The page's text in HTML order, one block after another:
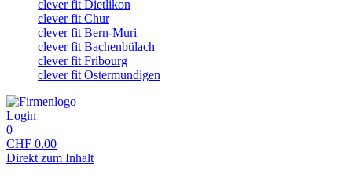
clever fit Dietlikon
clever fit Chur
clever fit Bern-Muri
clever fit Bachenbülach
clever fit Fribourg
clever fit Ostermundigen
Login
0
CHF 0.00
Direkt zum Inhalt